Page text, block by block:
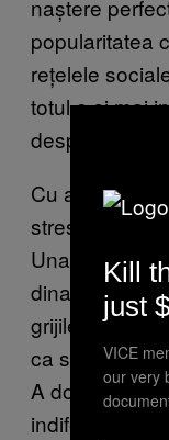
naștere
popularitatea
rețelele
totul e si mai
despre
Cu ajutorul
stresul zilei de
Una din ele
dinainte și să-
grijile. Să pui
ca să ajustezi
A doua ar fi
indiferent cât
Kill
just
VICE
our very